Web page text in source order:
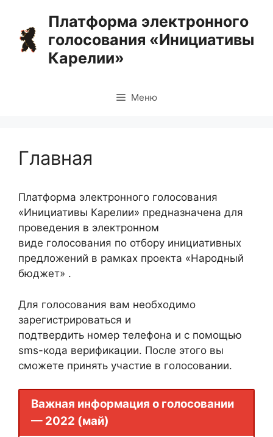
содержимому
Платформа электронного
голосования «Инициативы
Карелии»
Меню
Главная
Платформа электронного голосования
«Инициативы Карелии» предназначена для
проведения в электронном
виде голосования по отбору инициативных
предложений в рамках проекта «Народный
бюджет» .
Для голосования вам необходимо
зарегистрироваться и
подтвердить номер телефона и с помощью
sms-кода верификации. После этого вы
сможете принять участие в голосовании.
Важная информация о голосовании
— 2022 (май)